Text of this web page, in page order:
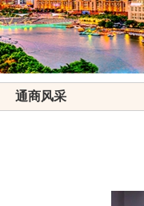
通商风采